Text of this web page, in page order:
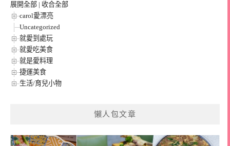
展開全部 | 收合全部
carol愛漂亮
Uncategorized
就愛到處玩
就愛吃美食
就是愛料理
捷運美食
生活/育兒小物
懶人包文章